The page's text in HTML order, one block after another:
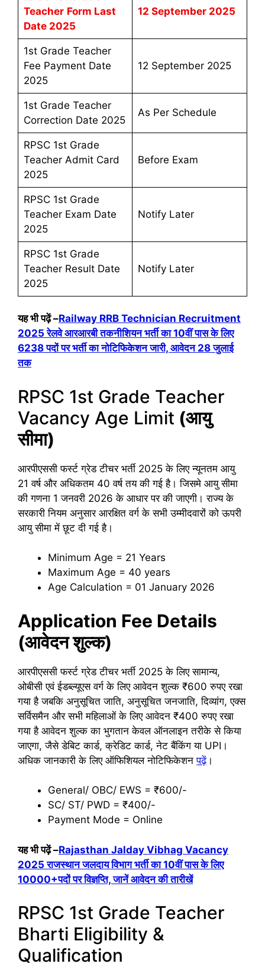
Teacher Form Last
Date 2025
12 September 2025
1st Grade Teacher
Fee Payment Date
2025
12 September 2025
1st Grade Teacher
Correction Date 2025
As Per Schedule
RPSC 1st Grade
Teacher Admit Card
2025
Before Exam
RPSC 1st Grade
Teacher Exam Date
2025
Notify Later
RPSC 1st Grade
Teacher Result Date
2025
Notify Later
यह भी पढ़ें –Railway RRB Technician Recruitment
2025 रेलवे आरआरबी तकनीशियन भर्ती का 10वीं पास के लिए
6238 पदों पर भर्ती का नोटिफिकेशन जारी, आवेदन 28 जुलाई
तक
RPSC 1st Grade Teacher
Vacancy Age Limit (आयु
सीमा)
आरपीएससी फर्स्ट ग्रेड टीचर भर्ती 2025 के लिए न्यूनतम आयु
21 वर्ष और अधिकतम 40 वर्ष तय की गई है। जिसमे आयु सीमा
की गणना 1 जनवरी 2026 के आधार पर की जाएगी। राज्य के
सरकारी नियम अनुसार आरक्षित वर्ग के सभी उम्मीदवारों को ऊपरी
आयु सीमा में छूट दी गई है।
Minimum Age = 21 Years
Maximum Age = 40 years
Age Calculation = 01 January 2026
Application Fee Details
(आवेदन शुल्क)
आरपीएससी फर्स्ट ग्रेड टीचर भर्ती 2025 के लिए सामान्य,
ओबीसी एवं ईडब्ल्यूएस वर्ग के लिए आवेदन शुल्क ₹600 रुपए रखा
गया है जबकि अनुसूचित जाति, अनुसूचित जनजाति, दिव्यांग, एक्स
सर्विसमैन और सभी महिलाओं के लिए आवेदन ₹400 रुपए रखा
गया है आवेदन शुल्क का भुगतान केवल ऑनलाइन तरीके से किया
जाएगा, जैसे डेबिट कार्ड, क्रेडिट कार्ड, नेट बैंकिंग या UPI।
अधिक जानकारी के लिए ऑफिशियल नोटिफिकेशनपढ़ें।
General/ OBC/ EWS = ₹600/-
SC/ ST/ PWD = ₹400/-
Payment Mode = Online
यह भी पढ़ें –Rajasthan Jalday Vibhag Vacancy
2025 राजस्थान जलदाय विभाग भर्ती का 10वीं पास के लिए
10000+पदों पर विज्ञप्ति, जानें आवेदन की तारीखें
RPSC 1st Grade Teacher
Bharti Eligibility &
Qualification